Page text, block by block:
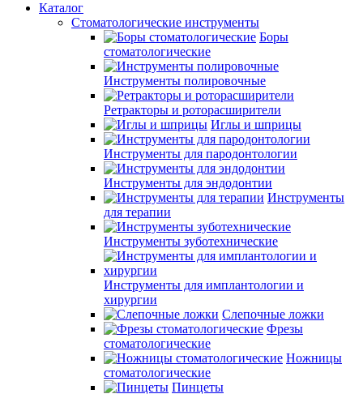
Каталог
Стоматологические инструменты
Боры
стоматологические
Инструменты полировочные
Ретракторы и роторасширители
Иглы и шприцы
Инструменты для пародонтологии
Инструменты для эндодонтии
Инструменты
для терапии
Инструменты зуботехнические
Инструменты для имплантологии и
хирургии
Слепочные ложки
Фрезы
стоматологические
Ножницы
стоматологические
Пинцеты